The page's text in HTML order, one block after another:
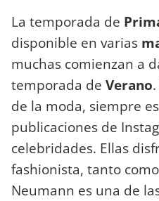
La temporada de
disponible en varias
muchas comienzan a
temporada de Verano
de la moda, siempre
publicaciones de
celebridades. Ellas
fashionista, tanto
Neumann es una de